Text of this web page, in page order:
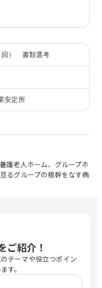
回） 書類選考
安定所
護老人ホーム、グループホ
るグループの根幹をなす病
ご紹介！
テーマや役立つポイン
す。